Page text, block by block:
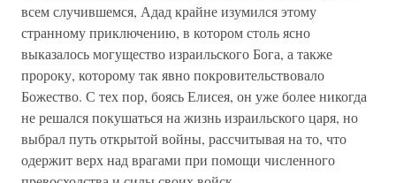
всем случившемся, Адад крайне изумился этому
странному приключению, в котором столь ясно
выказалось могущество израильского Бога, а также
пророку, которому так явно покровительствовало
Божество. С тех пор, боясь Елисея, он уже более никогда
не решался покушаться на жизнь израильского царя, но
выбрал путь открытой войны, рассчитывая на то, что
одержит верх над врагами при помощи численного